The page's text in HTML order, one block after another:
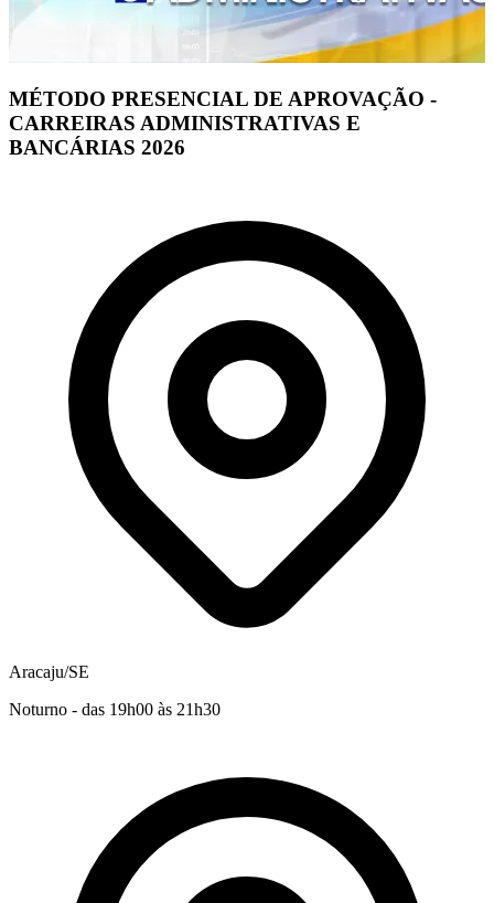
MÉTODO PRESENCIAL DE APROVAÇÃO -
CARREIRAS ADMINISTRATIVAS E
BANCÁRIAS 2026
Aracaju/SE
Noturno - das 19h00 às 21h30